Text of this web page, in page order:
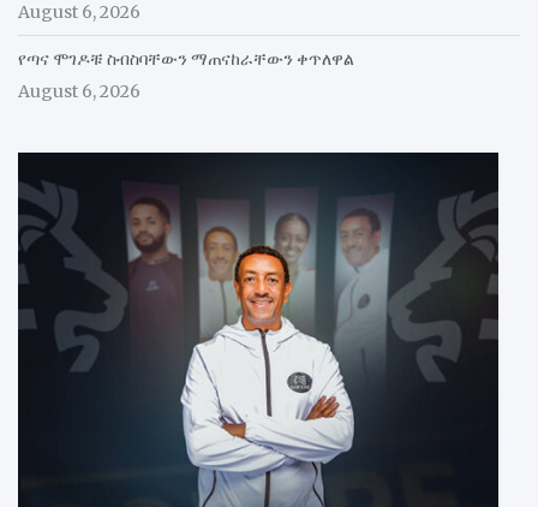
August 6, 2026
የጣና ሞገዶቹ ስብስባቸውን ማጠናከራቸውን ቀጥለዋል
August 6, 2026